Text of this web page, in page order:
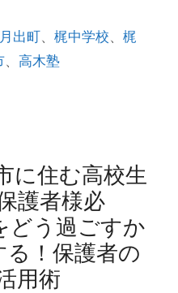
月出町、梶中学校、梶
、 高木塾
に住む高校生
護者様必
どう過ごすか
！保護者の
用術